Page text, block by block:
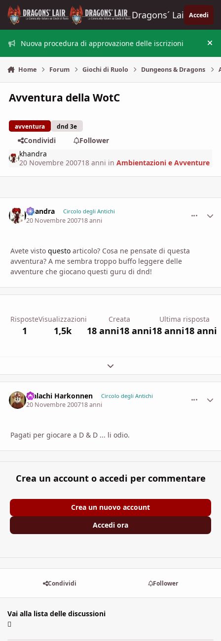
Vai al contenuto
Dragons´ Lair Accedi
Nuova procedura di approvazione delle iscrizioni
Home Forum Giochi di Ruolo Dungeons & Dragons
Avventura della WotC
avventura dnd 3e
Condividi
Follower
khandra
20 Novembre 200718 anni inAmbientazioni e Avventure
khandra Circolo degli Antichi
20 Novembre 200718 anni
Avete visto questo articolo? Cosa ne pensate di questa
avventura? A me sembra troppo buffo leggere delle
avventure che giocano questi guru di dnd!
Risposte
1
Visualizzazioni
1,5k
Creata
18 anni18 anni
Ultima risposta
18 anni18 anni
Espandi panoramica del topic
Malachi Harkonnen Circolo degli Antichi
20 Novembre 200718 anni
Pagati per giocare a D & D ... li odio.
Crea un account o accedi per commentare
Crea un nuovo account
Accedi ora
Condividi Follower
Vai alla lista delle discussioni